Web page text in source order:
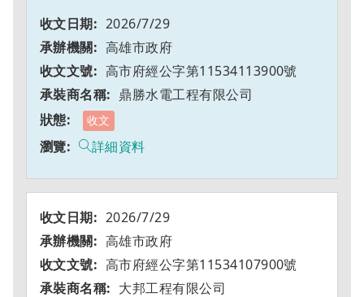
2026/7/29
高雄市政府
高市府經公字第11534113900號
鼎勝水電工程有限公司
收文
詳細資料
2026/7/29
高雄市政府
高市府經公字第11534107900號
大邦工程有限公司